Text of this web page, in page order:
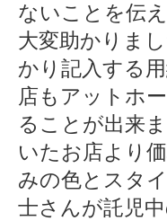
ないことを伝
大変助かりま
かり記入する
店もアットホ
ることが出来ま
いたお店より
みの色とスタ
士さんが託児